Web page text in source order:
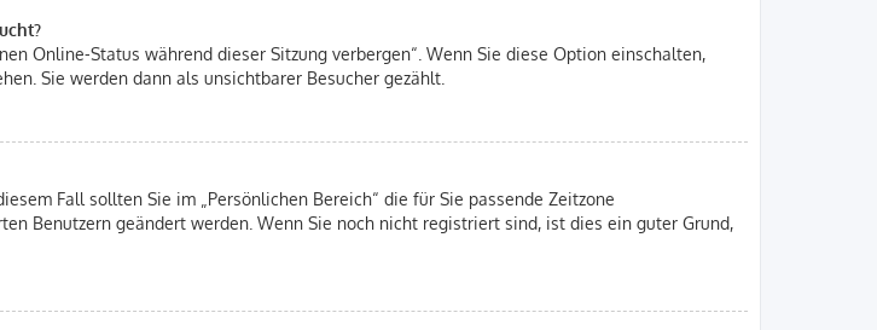
Online-Status während dieser Sitzung verbergen“. Wenn Sie diese Option einschalten,
Sie werden dann als unsichtbarer Besucher gezählt.
Fall sollten Sie im „Persönlichen Bereich“ die für Sie passende Zeitzone
Benutzern geändert werden. Wenn Sie noch nicht registriert sind, ist dies ein guter Grund,